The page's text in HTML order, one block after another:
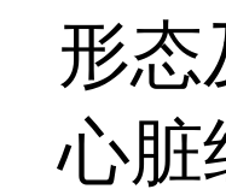
形态
心脏